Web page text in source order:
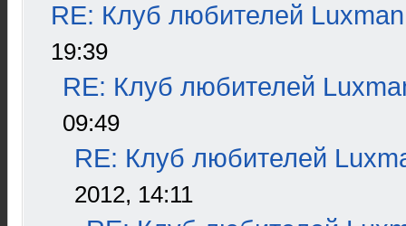
RE: Клуб любителей Luxman
19:39
RE: Клуб любителей
09:49
RE: Клуб любителей
2012, 14:11